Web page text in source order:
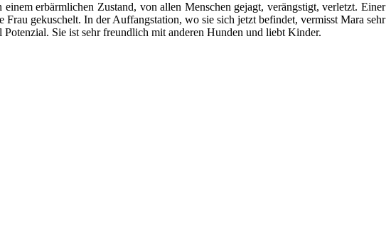
erbärmlichen Zustand, von allen Menschen gejagt, verängstigt, verletzt. Einer
gekuschelt. In der Auffangstation, wo sie sich jetzt befindet, vermisst Mara sehr
Sie ist sehr freundlich mit anderen Hunden und liebt Kinder.